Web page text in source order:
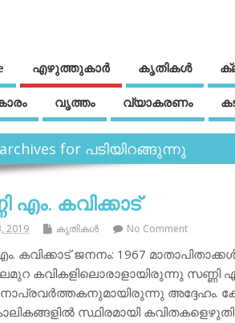
എഴുത്തുകാര്‍ കൃതികൾ
വൃത്തം വ്യാകരണം
for പടിയിറങ്ങുന്നു
എം. കവിക്കാട്
2019 കൃതികള്‍ No Comment
കവിക്കാട് ജനനം: 1967
കവികളിലൊരാളായിരുന്നു സണ്ണി എം.
അദ്ദേഹം.
സ്ഥിരമായി